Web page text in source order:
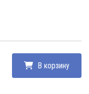
В корзину